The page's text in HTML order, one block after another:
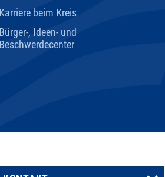
Karriere beim Kreis
Bürger-, Ideen- und
Beschwerdecenter